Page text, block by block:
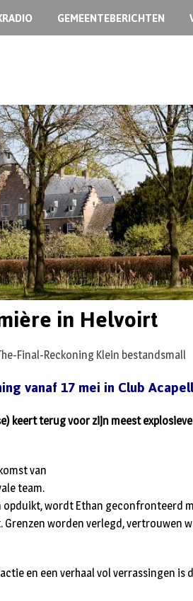
GEMEENTEBERICHTEN
in Helvoirt
vanaf 17 mei in Club
keert terug voor zijn meest
van
team.
opduikt, wordt Ethan geconfronteerd
Grenzen worden verlegd, vertrouwen
en een verhaal vol verrassingen is